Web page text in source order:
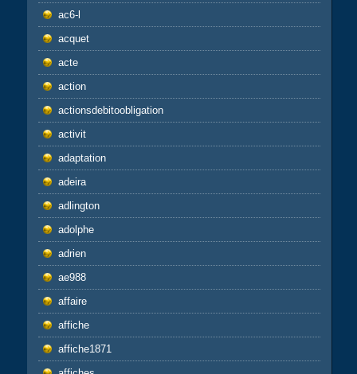
ac6-l
acquet
acte
action
actionsdebitoobligation
activit
adaptation
adeira
adlington
adolphe
adrien
ae988
affaire
affiche
affiche1871